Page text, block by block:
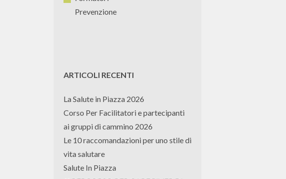
Prevenzione
ARTICOLI RECENTI
La Salute in Piazza 2026
Corso Per Facilitatori e partecipanti
ai gruppi di cammino 2026
Le 10 raccomandazioni per uno stile di
vita salutare
Salute In Piazza